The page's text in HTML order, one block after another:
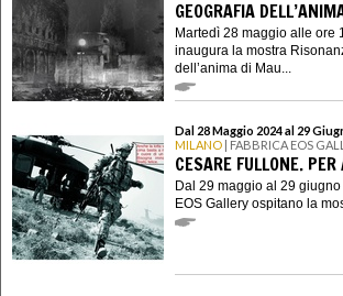
GEOGRAFIA
Martedì 28 maggio alle ore
inaugura la mostra
dell’anima di Mau...
Dal 28 Maggio 2024 al 29
MILANO | FABBRICA EOS
CESARE FULLONE.
Dal 29 maggio al 29
EOS Gallery ospitano la